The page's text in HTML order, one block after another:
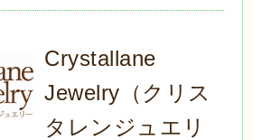
Crystallane
Jewelry（クリス
タレンジュエリ